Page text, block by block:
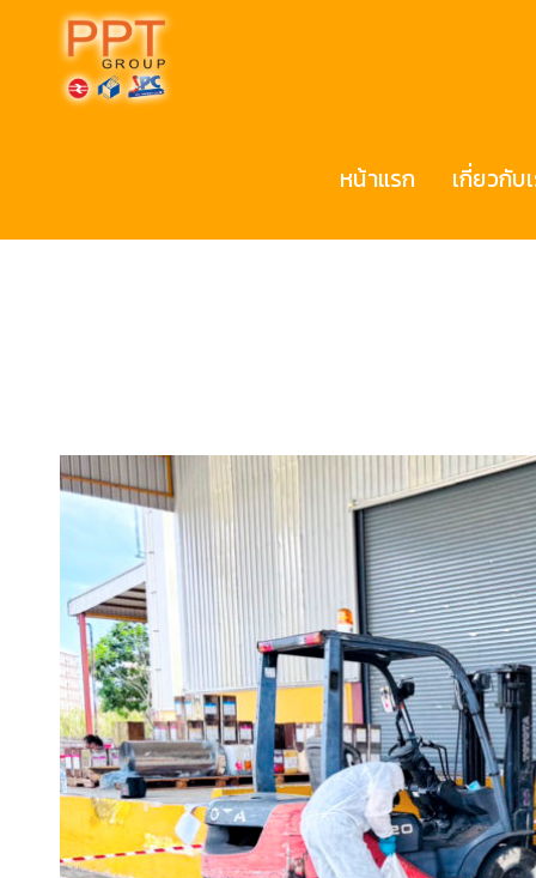
หน้าแรก เกี่ยวกับ